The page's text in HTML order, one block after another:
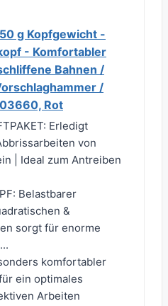
g Kopfgewicht -
- Komfortabler
Bahnen /
/
Rot
Erledigt
von
| Ideal zum Antreiben
Belastbarer
&
sorgt für enorme
komfortabler
ein optimales
Arbeiten